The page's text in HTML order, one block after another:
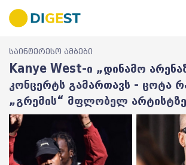
საინტერესო ამბები
Kanye West-ი „დინამო
კონცერტს გამართავს - ცოტა
„გრემის“ მფლობელ არტისტზე